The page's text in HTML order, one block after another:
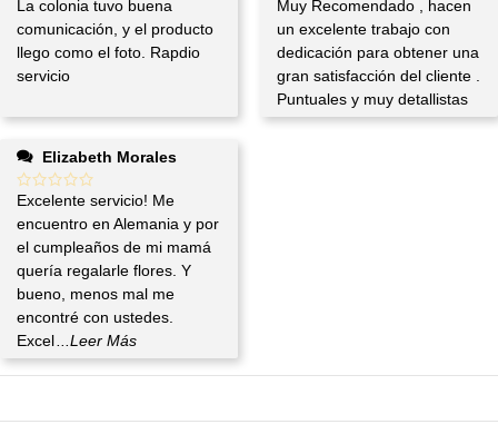
La colonia tuvo buena
comunicación, y el producto
llego como el foto. Rapdio
servicio
Muy Recomendado , hacen
un excelente trabajo con
dedicación para obtener una
gran satisfacción del cliente .
Puntuales y muy detallistas
Elizabeth Morales
Excelente servicio! Me
encuentro en Alemania y por
el cumpleaños de mi mamá
quería regalarle flores. Y
bueno, menos mal me
encontré con ustedes.
Excel
...Leer Más